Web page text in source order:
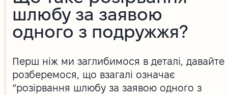
шлюбу за заявою
одного з подружжя?
Перш ніж ми заглибимося в деталі, давайте
розберемося, що взагалі означає
“розірвання шлюбу за заявою одного з